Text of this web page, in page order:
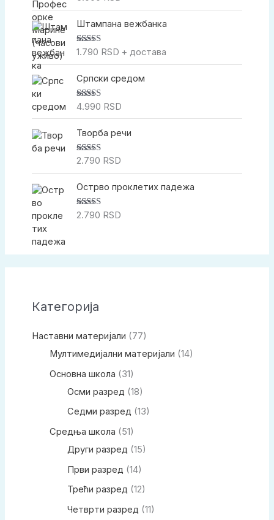
Штампана вежбанка
Оцењено са
1.790 RSD + достава
Српски средом
Оцењено са
4.990 RSD
Творба речи
Оцењено са
2.790 RSD
Острво проклетих падежа
Оцењено са
2.790 RSD
Категорија
Наставни материјали (77)
Мултимедијални материјали (14)
Основна школа (31)
Осми разред (18)
Седми разред (13)
Средња школа (51)
Други разред (15)
Први разред (14)
Трећи разред (12)
Четврти разред (11)